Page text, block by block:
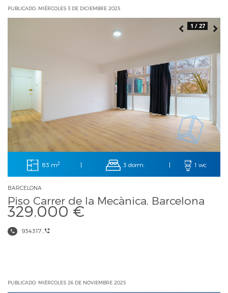
PUBLICADO: MIÉRCOLES 3 DE DICIEMBRE 2025
1 / 27
83 m2 | 3 dorm. | 1 wc
BARCELONA
Piso Carrer de la Mecànica, Barcelona
329.000 €
934317...
PUBLICADO: MIÉRCOLES 26 DE NOVIEMBRE 2025